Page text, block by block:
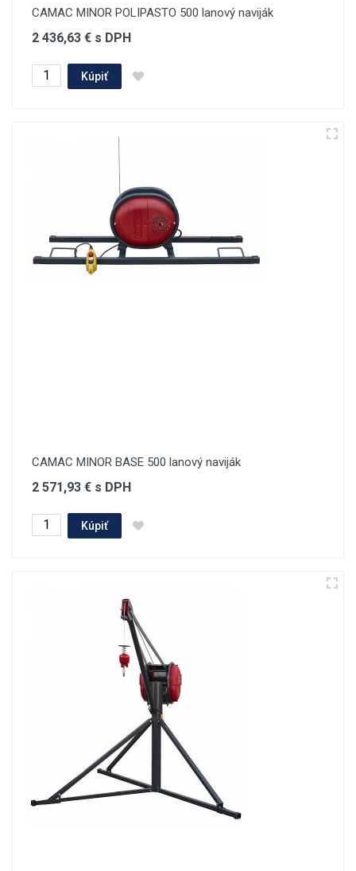
CAMAC MINOR POLIPASTO 500 lanový naviják
2 436,63 € s DPH
Kúpiť
CAMAC MINOR BASE 500 lanový naviják
2 571,93 € s DPH
Kúpiť